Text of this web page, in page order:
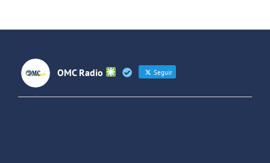
OMC Radio Seguir